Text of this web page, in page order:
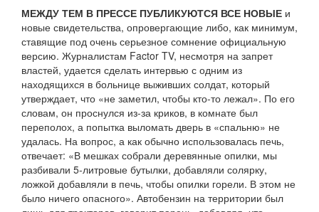
МЕЖДУ ТЕМ В ПРЕССЕ ПУБЛИКУЮТСЯ ВСЕ НОВЫЕ и
новые свидетельства, опровергающие либо, как минимум,
ставящие под очень серьезное сомнение официальную
версию. Журналистам Factor TV, несмотря на запрет
властей, удается сделать интервью с одним из
находящихся в больнице выживших солдат, который
утверждает, что «не заметил, чтобы кто-то лежал». По его
словам, он проснулся из-за криков, в комнате был
переполох, а попытка выломать дверь в «спальню» не
удалась. На вопрос, а как обычно использовалась печь,
отвечает: «В мешках собрали деревянные опилки, мы
разбивали 5-литровые бутылки, добавляли солярку,
ложкой добавляли в печь, чтобы опилки горели. В этом не
было ничего опасного». Автобензин на территории был